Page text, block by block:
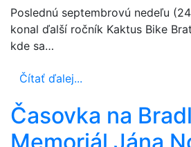
Poslednú septembrovú nedeľu
konal ďalší ročník Kaktus Bike
kde sa…
Čítať ďalej...
Časovka na
Memoriál Jána